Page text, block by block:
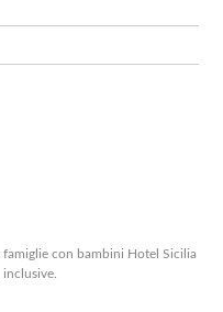
con bambini Hotel Sicilia